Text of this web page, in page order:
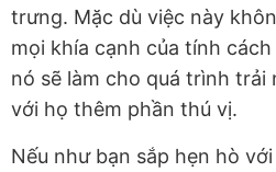
trưng. Mặc dù việc này
mọi khía cạnh của tính
nó sẽ làm cho quá trình trải
với họ thêm phần thú vị.
Nếu như bạn sắp hẹn hò